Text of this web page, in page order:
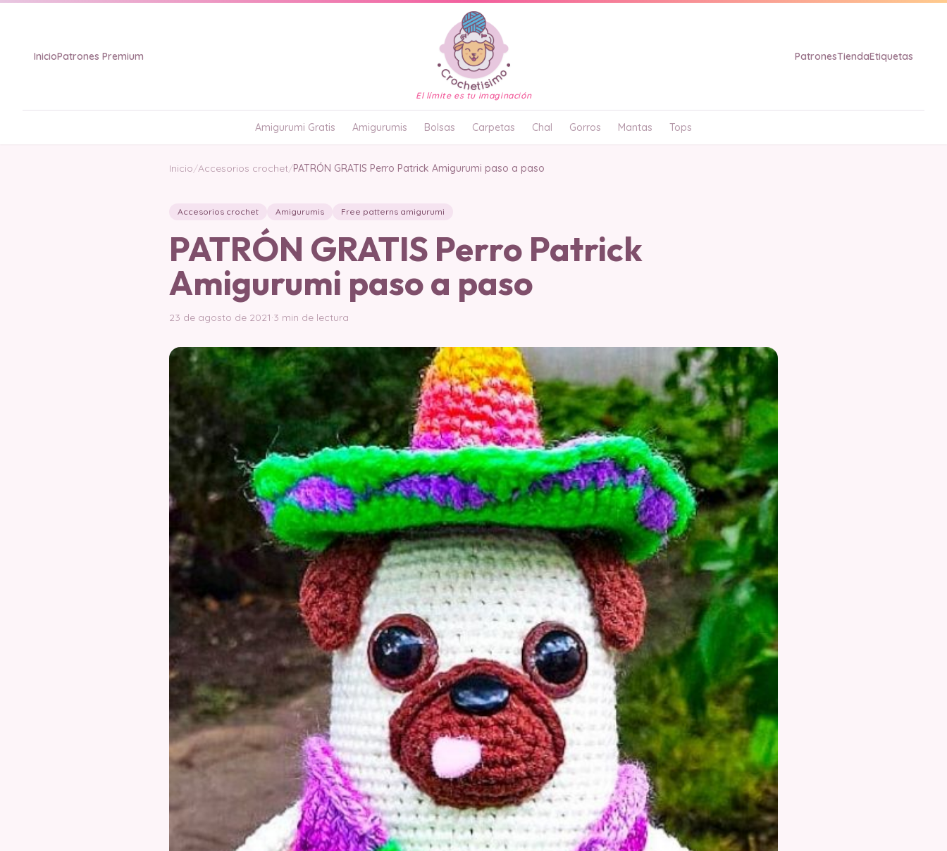
InicioPatrones Premium
El límite es tu imaginación
PatronesTiendaEtiquetas
Amigurumi Gratis Amigurumis Bolsas Carpetas Chal Gorros Mantas Tops
Inicio/Accesorios crochet/PATRÓN GRATIS Perro Patrick Amigurumi paso a paso
Accesorios crochet Amigurumis Free patterns amigurumi
PATRÓN GRATIS Perro Patrick
Amigurumi paso a paso
23 de agosto de 2021·3 min de lectura